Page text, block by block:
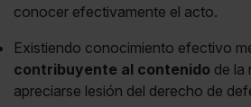
conocer efectivamente el acto.
Existiendo conocimiento efectivo
contribuyente al contenido de la
apreciarse lesión del derecho de